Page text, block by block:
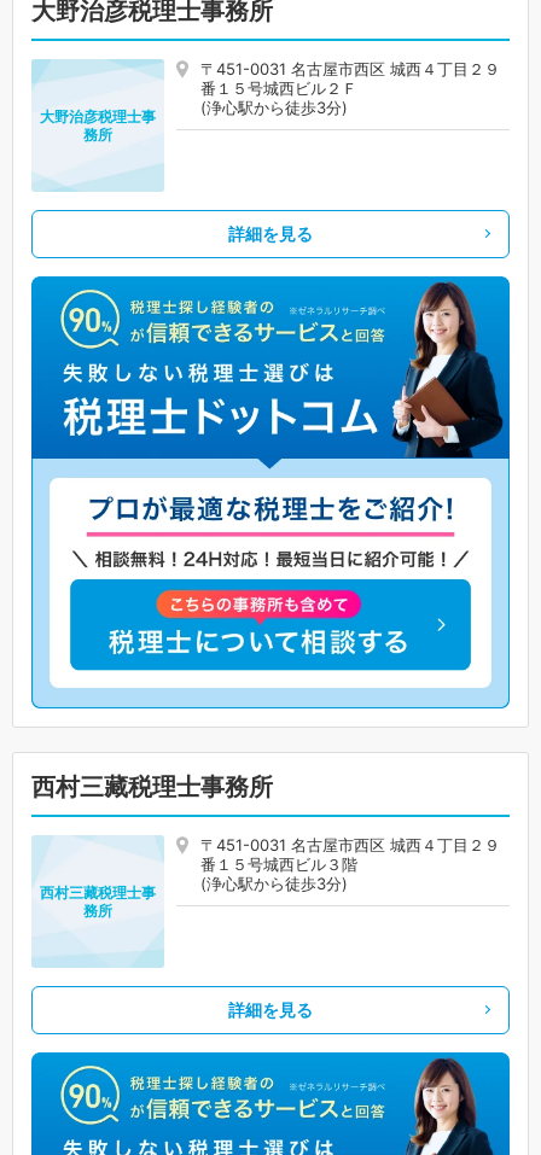
大野治彦税理士事務所
〒451-0031 名古屋市西区 城西４丁目２９
番１５号城西ビル２Ｆ
(浄心駅から徒歩3分)
大野治彦税理士事
務所
詳細を見る
西村三藏税理士事務所
〒451-0031 名古屋市西区 城西４丁目２９
番１５号城西ビル３階
(浄心駅から徒歩3分)
西村三藏税理士事
務所
詳細を見る